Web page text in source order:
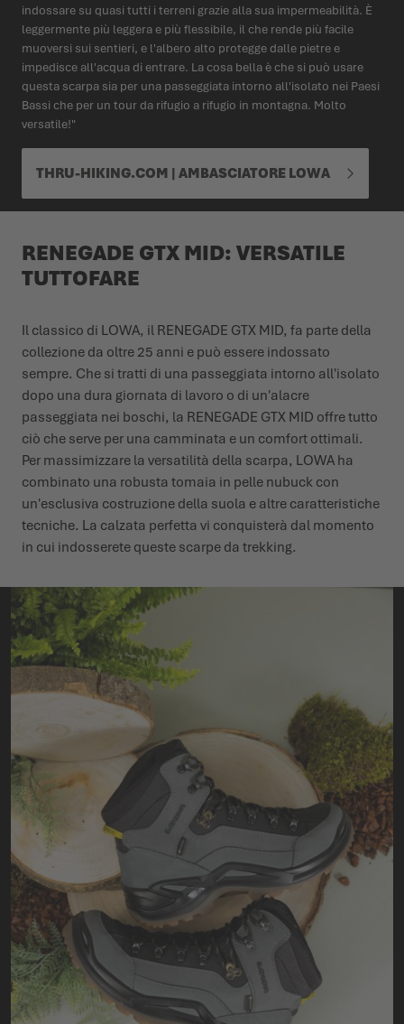
indossare su quasi tutti i terreni grazie alla sua impermeabilità. È
leggermente più leggera e più flessibile, il che rende più facile
muoversi sui sentieri, e l'albero alto protegge dalle pietre e
impedisce all'acqua di entrare. La cosa bella è che si può usare
questa scarpa sia per una passeggiata intorno all'isolato nei Paesi
Bassi che per un tour da rifugio a rifugio in montagna. Molto
versatile!"
THRU-HIKING.COM | AMBASCIATORE LOWA
RENEGADE GTX MID: VERSATILE
TUTTOFARE
Il classico di LOWA, il RENEGADE GTX MID, fa parte della
collezione da oltre 25 anni e può essere indossato
sempre. Che si tratti di una passeggiata intorno all'isolato
dopo una dura giornata di lavoro o di un'alacre
passeggiata nei boschi, la RENEGADE GTX MID offre tutto
ciò che serve per una camminata e un comfort ottimali.
Per massimizzare la versatilità della scarpa, LOWA ha
combinato una robusta tomaia in pelle nubuck con
un'esclusiva costruzione della suola e altre caratteristiche
tecniche. La calzata perfetta vi conquisterà dal momento
in cui indosserete queste scarpe da trekking.